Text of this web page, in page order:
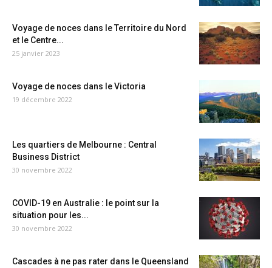
Voyage de noces dans le Territoire du Nord
et le Centre...
25 janvier 2023
Voyage de noces dans le Victoria
19 décembre 2022
Les quartiers de Melbourne : Central
Business District
30 novembre 2022
COVID-19 en Australie : le point sur la
situation pour les...
30 novembre 2022
Cascades à ne pas rater dans le Queensland